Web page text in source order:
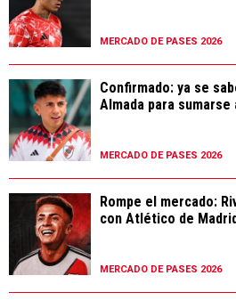
MERCADO DE PASES 2026
Confirmado: ya se
Almada para sumarse
MERCADO DE PASES 2026
Rompe el mercado:
con Atlético de
MERCADO DE PASES 2026